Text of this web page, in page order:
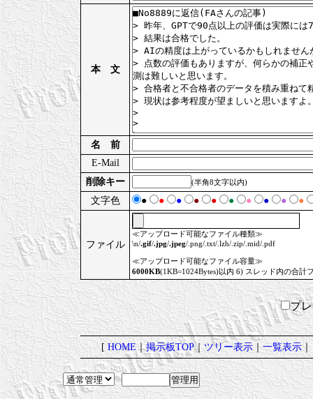
本 文
名 前
E-Mail
削除キー
(半角8文字以内)
文字色 ● ● ● ● ● ● ● ● ● ●
ファイル
≪アップロード可能なファイル種類≫
\n/.gif/.jpg/.jpeg/.png/.txt/.lzh/.zip/.mid/.pdf
≪アップロード可能なファイル容量≫
6000KB(1KB=1024Bytes)以内 6) スレッド内の合計
プ
[HOME｜掲示板TOP｜ツリー表示｜一覧表示｜